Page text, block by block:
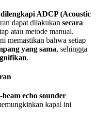
ADCP (Acoustic
dapat dilakukan secara
atau metode manual.
memastikan bahwa setiap
yang sama, sehingga
.
beam echo sounder
kapal ini